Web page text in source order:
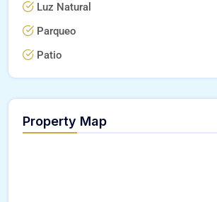
Luz Natural
Parqueo
Patio
Property Map